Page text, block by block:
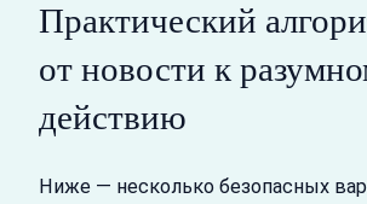
Практический
от новости к
действию
Ниже — несколько безопасных